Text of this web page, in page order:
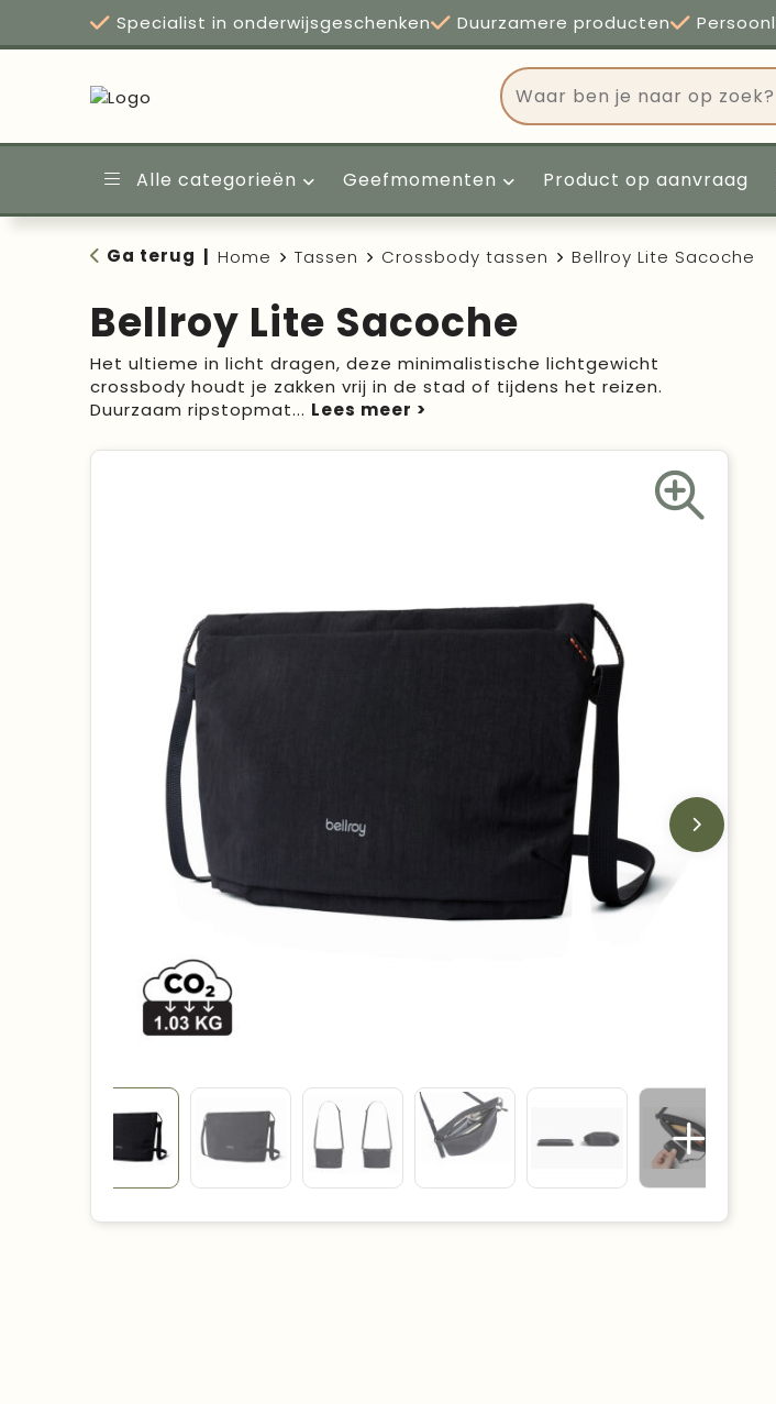
Specialist in onderwijsgeschenken Duurzamere producten
Alle categorieën Geefmomenten Product op aanvraag
Ga terug Home Tassen Crossbody tassen Bellroy Lite Sacoche
Bellroy Lite Sacoche
Het ultieme in licht dragen, deze minimalistische lichtgewicht
crossbody houdt je zakken vrij in de stad of tijdens het reizen.
Duurzaam ripstopmat...